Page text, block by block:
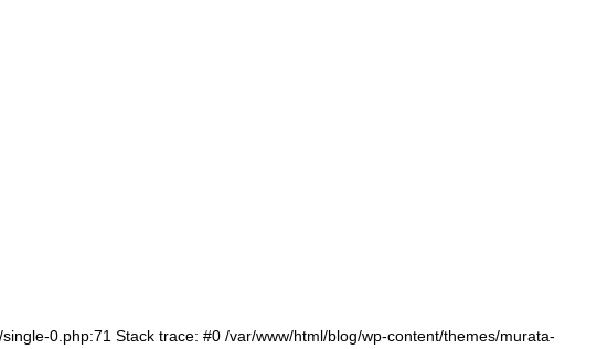
0.php:71 Stack trace: #0 /var/www/html/blog/wp-content/themes/murata-